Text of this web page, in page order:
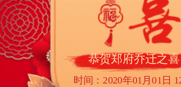
恭贺郑府乔迁之喜
时间：2020年01月01日